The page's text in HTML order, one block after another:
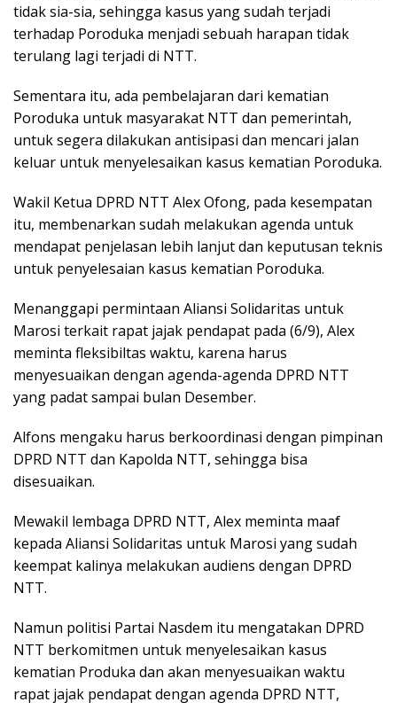
tidak sia-sia, sehingga kasus yang sudah terjadi
terhadap Poroduka menjadi sebuah harapan tidak
terulang lagi terjadi di NTT.
Sementara itu, ada pembelajaran dari kematian
Poroduka untuk masyarakat NTT dan pemerintah,
untuk segera dilakukan antisipasi dan mencari jalan
keluar untuk menyelesaikan kasus kematian Poroduka.
Wakil Ketua DPRD NTT Alex Ofong, pada kesempatan
itu, membenarkan sudah melakukan agenda untuk
mendapat penjelasan lebih lanjut dan keputusan teknis
untuk penyelesaian kasus kematian Poroduka.
Menanggapi permintaan Aliansi Solidaritas untuk
Marosi terkait rapat jajak pendapat pada (6/9), Alex
meminta fleksibiltas waktu, karena harus
menyesuaikan dengan agenda-agenda DPRD NTT
yang padat sampai bulan Desember.
Alfons mengaku harus berkoordinasi dengan pimpinan
DPRD NTT dan Kapolda NTT, sehingga bisa
disesuaikan.
Mewakil lembaga DPRD NTT, Alex meminta maaf
kepada Aliansi Solidaritas untuk Marosi yang sudah
keempat kalinya melakukan audiens dengan DPRD
NTT.
Namun politisi Partai Nasdem itu mengatakan DPRD
NTT berkomitmen untuk menyelesaikan kasus
kematian Produka dan akan menyesuaikan waktu
rapat jajak pendapat dengan agenda DPRD NTT,